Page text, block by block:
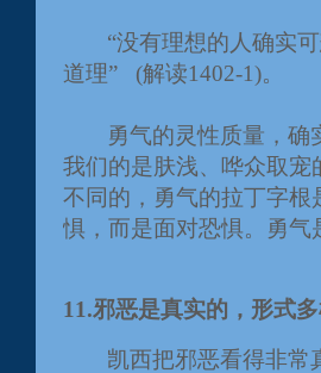
“没有理想的人确实
道理”
(解读1402-1)。
勇气的灵性质量，
我们的是肤浅、哗众取
不同的，勇气的拉丁字根
惧，而是面对恐惧。勇
11.邪恶是真实的，形式
凯西把邪恶看得非常